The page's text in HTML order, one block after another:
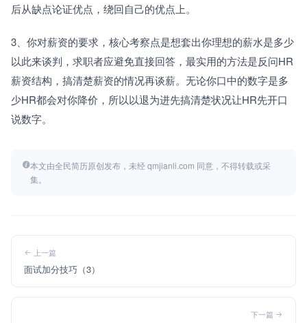
后从缺点论证优点，绕回自己的优点上。
3、你对薪资的要求，核心考察点是想套出你理想的薪水是多少
以此来谈判，求职者应避免直接回答，最实用的方法是反问HR
薪资结构，搞清楚薪资的情况再谈薪。无论你口中的数字是多
少HR都会对你降价，所以以退为进先搞清楚状况让HR先开口
说数字。
本文由全民简历原创发布，未经 qmjianli.com 同意，不得转载或采
集。
上一篇
面试加分技巧（3）
下一篇